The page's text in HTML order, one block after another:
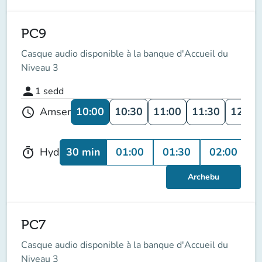
PC9
Casque audio disponible à la banque d'Accueil du
Niveau 3
person 1 sedd
schedule Amser 10:00 10:30 11:00 11:30 12:00
timer Hyd 30 min 01:00 01:30 02:00
Archebu
PC7
Casque audio disponible à la banque d'Accueil du
Niveau 3